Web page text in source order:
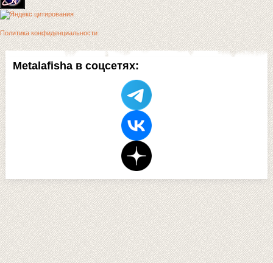
Metalafisha в соцсетях:
Политика конфиденциальности